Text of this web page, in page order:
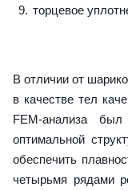
торцевое
В отличии от
в качестве тел
FEM-анализа
оптимальной
обеспечить
четырьмя рядами